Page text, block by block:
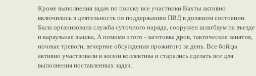
Кроме выполнения задач по поиску все участники Вахты активно
включились в деятельность по поддержанию ПВД в должном состоянии.
Была организована служба суточного наряда, сооружен шлагбаум на въезде
и караульная вышка, А помимо этого - заготовка дров, тактические занятия,
ночные тревоги, вечерние обсуждения прожитого за день. Все бойцы
активно участвовали в жизни коллектива и старались сделать все для
выполнения поставленных задач.